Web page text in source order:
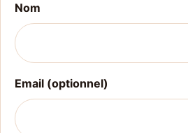
Nom
Email (optionnel)